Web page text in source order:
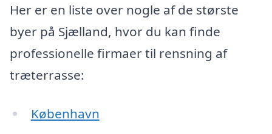
Her er en liste over nogle af de største
byer på Sjælland, hvor du kan finde
professionelle firmaer til rensning af
træterrasse:
København